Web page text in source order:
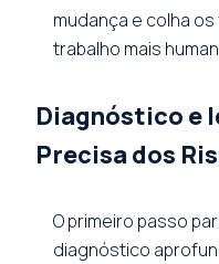
mudança e colha
trabalho mais
Diagnóstico e
Precisa dos
O primeiro passo
diagnóstico